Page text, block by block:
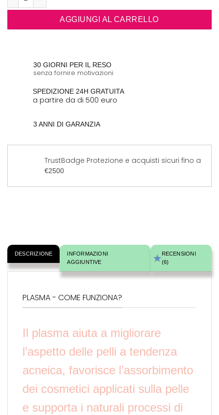
AGGIUNGI AL CARRELLO
30 GIORNI PER IL RESO
senza fornire motivazioni
SPEDIZIONE 24H GRATUITA
a partire da di 500 euro
3 ANNI DI GARANZIA
TrustBadge Protezione e acquisti sicuri fino a
€2500
DESCRIZIONE
INFORMAZIONI
AGGIUNTIVE
RECENSIONI
(6)
PLASMA - COME FUNZIONA?
Il plasma aiuta a migliorare
l’aspetto delle pelli a tendenza
acneica, favorisce l’assorbimento
dei cosmetici applicati sulla pelle
e supporta i naturali processi di